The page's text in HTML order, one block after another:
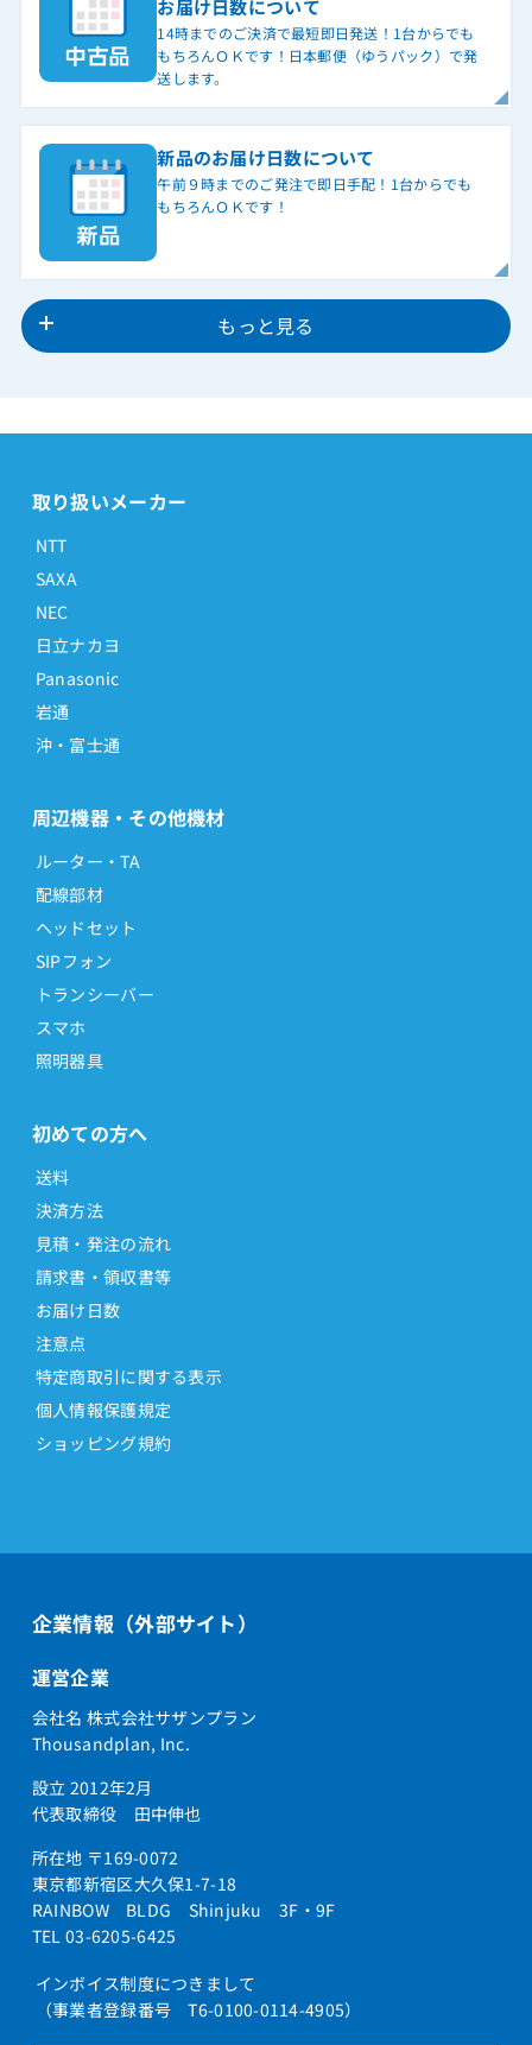
お届け日数について
14時までのご決済で最短即日発送！1台からでも
もちろんＯＫです！日本郵便（ゆうパック）で発
送します。
新品のお届け日数について
午前９時までのご発注で即日手配！1台からでも
もちろんＯＫです！
もっと見る
取り扱いメーカー
NTT
SAXA
NEC
日立ナカヨ
Panasonic
岩通
沖・富士通
周辺機器・その他機材
ルーター・TA
配線部材
ヘッドセット
SIPフォン
トランシーバー
スマホ
照明器具
初めての方へ
送料
決済方法
見積・発注の流れ
請求書・領収書等
お届け日数
注意点
特定商取引に関する表示
個人情報保護規定
ショッピング規約
企業情報（外部サイト）
運営企業
会社名 株式会社サザンプラン
Thousandplan, Inc.
設立 2012年2月
代表取締役 田中伸也
所在地 〒169-0072
東京都新宿区大久保1-7-18
RAINBOW BLDG Shinjuku 3F・9F
TEL 03-6205-6425
インボイス制度につきまして
（事業者登録番号 T6-0100-0114-4905）